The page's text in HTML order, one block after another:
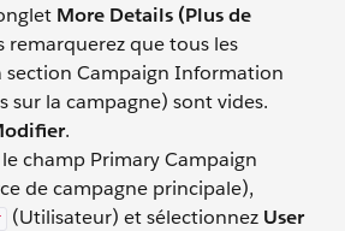
More Details (Plus de
remarquerez que tous les
section Campaign Information
sur la campagne) sont vides.
.
champ Primary Campaign
de campagne principale),
(Utilisateur) et sélectionnez User